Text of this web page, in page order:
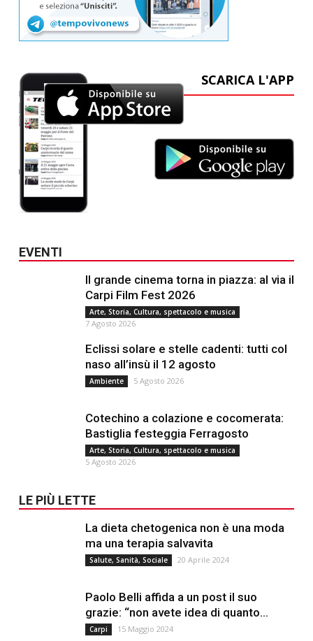
SCARICA L'APP
EVENTI
Il grande cinema torna in piazza: al via il
Carpi Film Fest 2026
Arte, Storia, Cultura, spettacolo e musica
7 Agosto 2026
Eclissi solare e stelle cadenti: tutti col
naso all’insù il 12 agosto
Ambiente 5 Agosto 2026
Cotechino a colazione e cocomerata:
Bastiglia festeggia Ferragosto
Arte, Storia, Cultura, spettacolo e musica
5 Agosto 2026
LE PIÙ LETTE
La dieta chetogenica non è una moda
ma una terapia salvavita
Salute, Sanità, Sociale 20 Aprile 2024
Paolo Belli affida a un post il suo
grazie: “non avete idea di quanto...
Carpi 15 Maggio 2024